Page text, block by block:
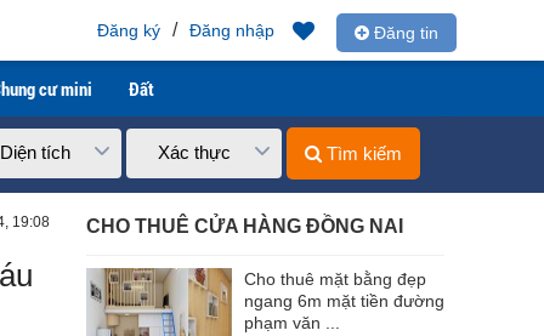
Đăng tin
Đăng nhập
/
Đăng ký
cư mini Đất
Diện tích Xác thực Tìm kiếm
19:08 CHO THUÊ CỬA HÀNG ĐỒNG NAI
Cho thuê mặt bằng đẹp
ngang 6m mặt tiền đường
phạm văn ...